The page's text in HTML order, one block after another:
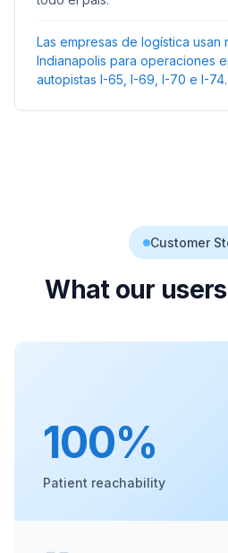
Las empresas de logística usan
Indianapolis para operaciones
autopistas I-65, I-69, I-70 e I-74.
Customer
What our
100%
Patient reachability